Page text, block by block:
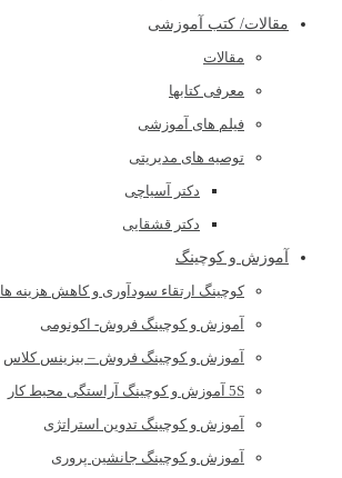
مقالات/ کتب آموزشی
مقالات
معرفی کتابها
فیلم های آموزشی
توصیه های مدیریتی
دکتر آسیاچی
دکتر قشقایی
آموزش و کوچینگ
کوچینگ ارتقاء سودآوری و کاهش هزینه ها
آموزش و کوچینگ فروش- اکونومی
آموزش و کوچینگ فروش – بیزینس کلاس
5S آموزش و کوچینگ آراستگی محیط کار
آموزش و کوچینگ تدوین استراتژی
آموزش و کوچینگ جانشین پروری